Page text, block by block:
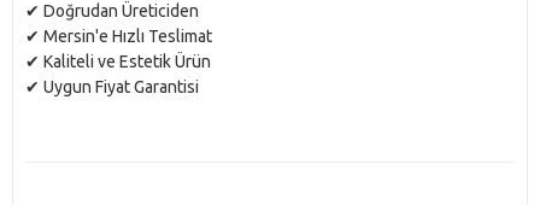
✔ Doğrudan Üreticiden
✔ Mersin'e Hızlı Teslimat
✔ Kaliteli ve Estetik Ürün
✔ Uygun Fiyat Garantisi